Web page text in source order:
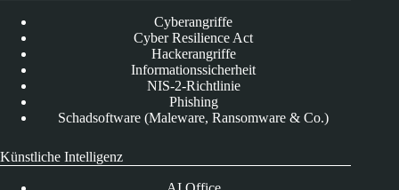
Cyberangriffe
Cyber Resilience Act
Hackerangriffe
Informationssicherheit
NIS-2-Richtlinie
Phishing
Schadsoftware (Maleware, Ransomware & Co.)
Künstliche Intelligenz